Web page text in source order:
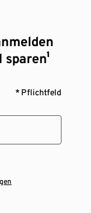
* Pflichtfeld